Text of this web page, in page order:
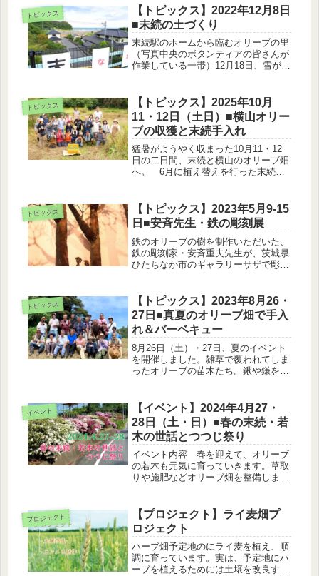
トピックス
【トピックス】2022年12月8日
■末続の土づくり
末続駅のホームから臨むオリーブの里
（写真中央のボタンティアの皆さんが
作業している一帯）12月18日、雪が降
んでもらって、末続の土づくりが8割
終わりました。古山さんは、元浪...
トピックス
【トピックス】2025年10月
11・12日（土日）■横山オリー
ブの収獲と末続手入れ
猛暑がようやく収まった10月11・12
日の二日間、末続と横山のオリーブ畑
へ。 6月に植え替えを行った末続の
は若木の根元に雑草除けの覆いを施し
ました。伊豆諸島付近を通過中の台...
トピックス
【トピックス】2023年5月9-15
日■安斉先生・鉄の彫刻展
鉄のオリーブの樹を制作いただいた、
鉄の彫刻家・安斉重夫先生が、茨城県
ひたちなか市のギャラリーサザで彫刻
ち寄りください！安斉重夫・鉄の彫刻
展「鉄が語るファンタジーの世界」ー
会...
トピックス
【トピックス】2023年8月26・
27日■真夏のオリーブ畑で手入
れ＆バーベキュー
8月26日（土）・27日、夏のイベント
を開催しました。雑草で覆われてしま
ったオリーブの苗木たち。鍬や鎌を片
常な酷暑のなか、作業は短時間で休憩
を取りながら。26日は松崎さんは...
イベント
【イベント】2024年4月27・
28日（土・日）■春の末続・若
木の世話とつつじ祭り
イベント内容 春を迎えて、オリーブ
の若木も元気に育っていきます。草取
りや施肥などオリーブ畑を整備しま
じ祭りにも参加する春のイベントで
す。皆様のご参加お待ちしておりま
す。※つ...
プロジェクト
【プロジェクト】ライ麦畑プ
ロジェクト
ハーブ畑予定地のにライ麦を植え、順
調に育っています。実は、予定地にハ
ーブを植えるためには土壌を改良する